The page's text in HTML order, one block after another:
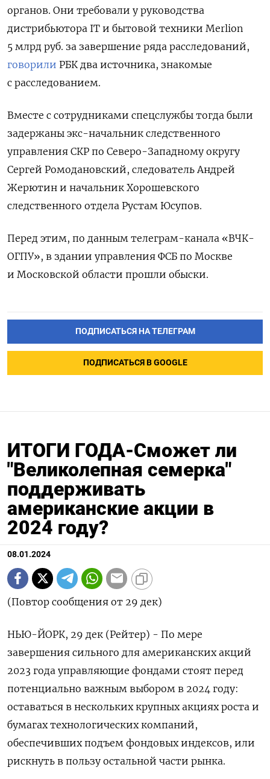
органов. Они требовали у руководства
дистрибьютора IT и бытовой техники Merlion
5 млрд руб. за завершение ряда расследований,
говорили РБК два источника, знакомые
с расследованием.
Вместе с сотрудниками спецслужбы тогда были
задержаны экс-начальник следственного
управления СКР по Северо-Западному округу
Сергей Ромодановский, следователь Андрей
Жерютин и начальник Хорошевского
следственного отдела Рустам Юсупов.
Перед этим, по данным телеграм-канала «ВЧК-
ОГПУ», в здании управления ФСБ по Москве
и Московской области прошли обыски.
ПОДПИСАТЬСЯ НА ТЕЛЕГРАМ
ПОДПИСАТЬСЯ В GOOGLE
ИТОГИ ГОДА-Сможет ли
"Великолепная семерка"
поддерживать
американские акции в
2024 году?
08.01.2024
(Повтор сообщения от 29 дек)
НЬЮ-ЙОРК, 29 дек (Рейтер) - По мере
завершения сильного для американских акций
2023 года управляющие фондами стоят перед
потенциально важным выбором в 2024 году:
оставаться в нескольких крупных акциях роста и
бумагах технологических компаний,
обеспечивших подъем фондовых индексов, или
рискнуть в пользу остальной части рынка.